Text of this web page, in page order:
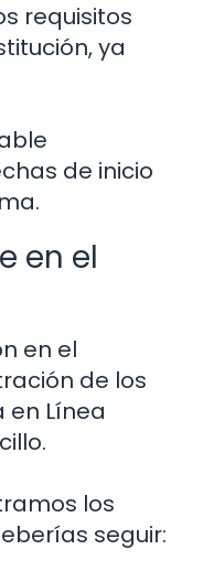
requisitos
ya
de inicio
en el
en el
de los
en Línea
los
seguir: